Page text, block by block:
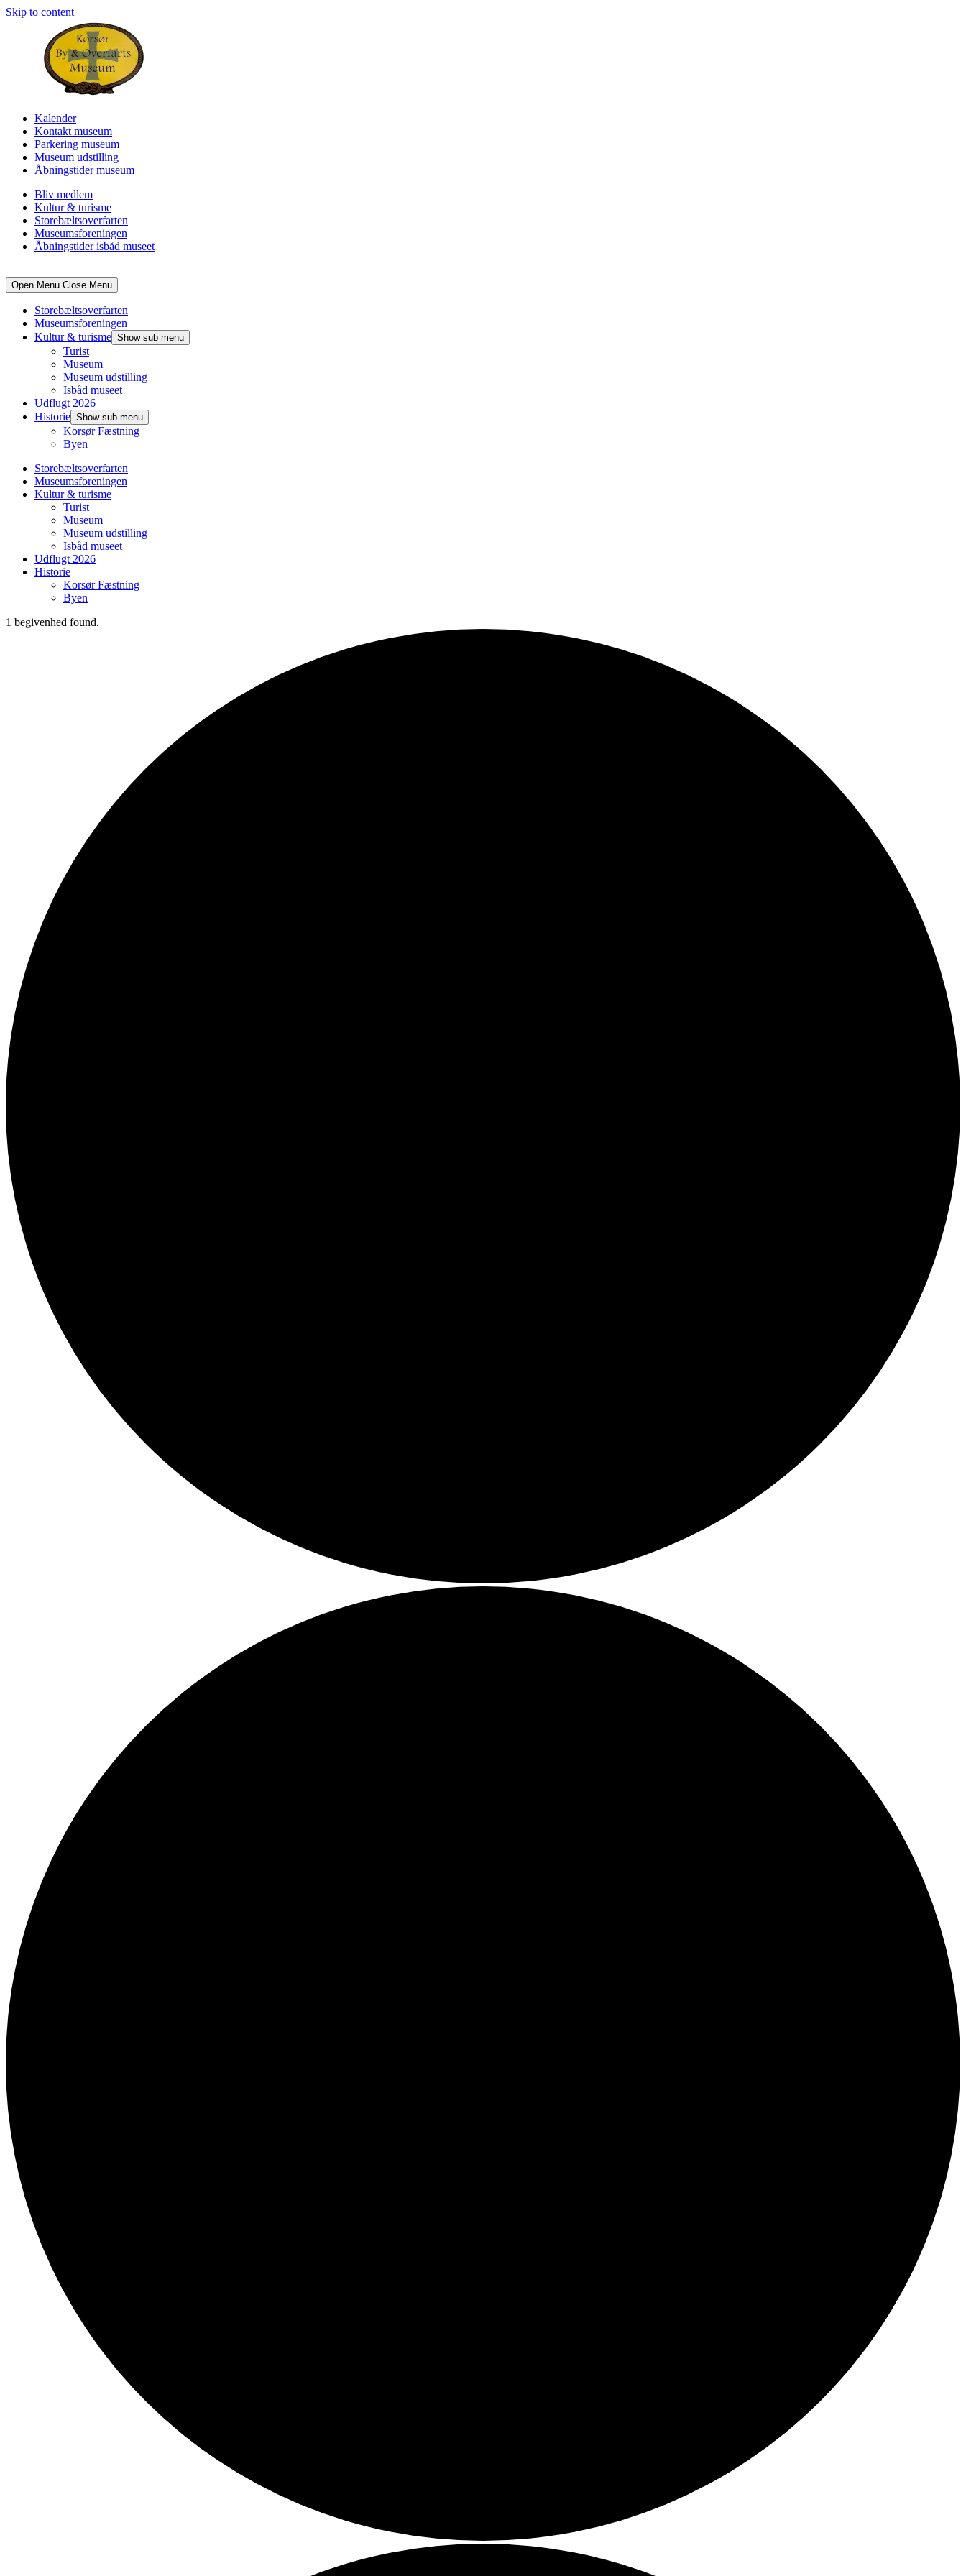
Skip to content
Kalender
Kontakt museum
Parkering museum
Museum udstilling
Åbningstider museum
Bliv medlem
Kultur & turisme
Storebæltsoverfarten
Museumsforeningen
Åbningstider isbåd museet
Open Menu Close Menu
Storebæltsoverfarten
Museumsforeningen
Kultur & turisme Show sub menu
Turist
Museum
Museum udstilling
Isbåd museet
Udflugt 2026
Historie Show sub menu
Korsør Fæstning
Byen
Storebæltsoverfarten
Museumsforeningen
Kultur & turisme
Turist
Museum
Museum udstilling
Isbåd museet
Udflugt 2026
Historie
Korsør Fæstning
Byen
1 begivenhed found.